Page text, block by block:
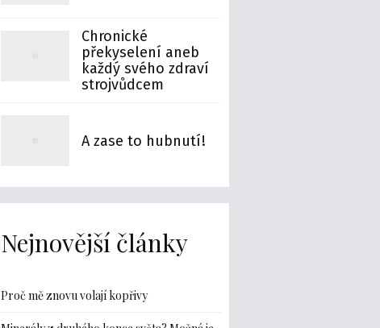
Chronické
překyselení aneb
každý svého zdraví
strojvůdcem
A zase to hubnutí!
Nejnovější články
Proč mě znovu volají kopřivy